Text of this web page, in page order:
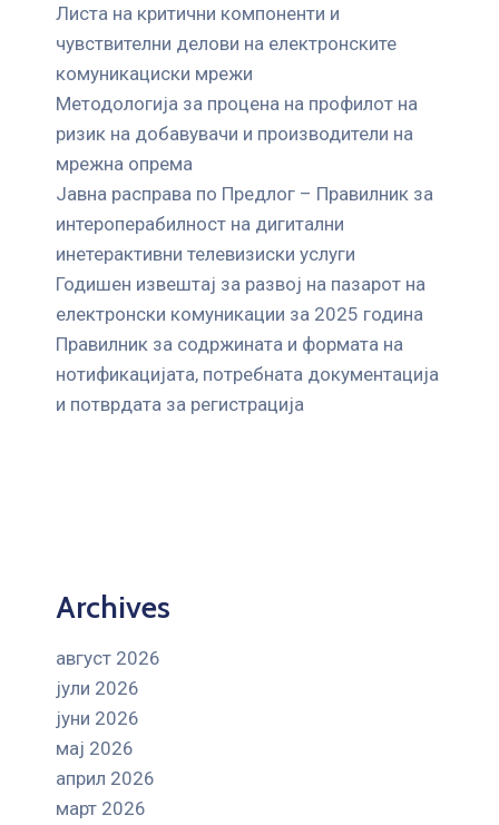
Листа на критични компоненти и
чувствителни делови на електронските
комуникациски мрежи
Mетодологија за процена на профилот на
ризик на добавувачи и производители на
мрежна опрема
Јавна расправа по Предлог – Правилник за
интероперабилност на дигитални
инетерактивни телевизиски услуги
Годишен извештај за развој на пазарот на
електронски комуникации за 2025 година
Правилник за содржината и формата на
нотификацијата, потребната документација
и потврдата за регистрација
Archives
август 2026
јули 2026
јуни 2026
мај 2026
април 2026
март 2026